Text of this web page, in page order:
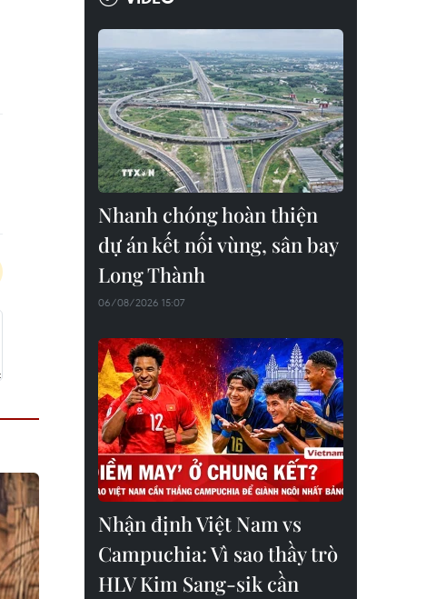
Nhanh chóng hoàn thiện
dự án kết nối vùng, sân bay
Long Thành
06/08/2026 15:07
Nhận định Việt Nam vs
Campuchia: Vì sao thầy trò
HLV Kim Sang-sik cần